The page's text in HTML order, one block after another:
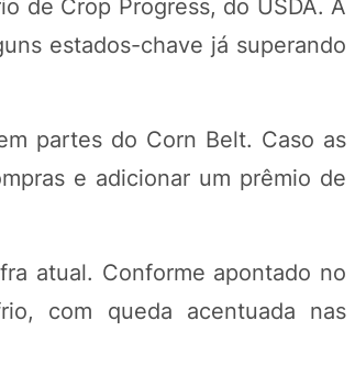
de Crop Progress, do USDA. A
estados-chave já superando
partes do Corn Belt. Caso as
e adicionar um prêmio de
atual. Conforme apontado no
com queda acentuada nas